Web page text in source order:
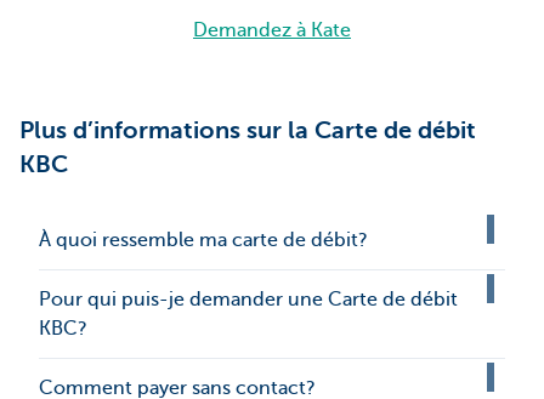
Demandez à Kate
Plus d’informations sur la Carte de débit
KBC
À quoi ressemble ma carte de débit?
Pour qui puis-je demander une Carte de débit
KBC?
Comment payer sans contact?